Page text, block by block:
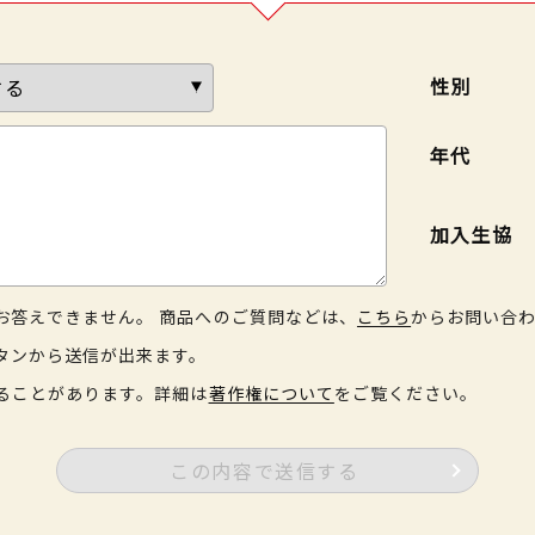
性別
年代
加入生協
えできません。 商品へのご質問などは、 こちらからお問い合
から送信が出来ます。
とがあります。詳細は著作権について をご覧ください。
この内容で送信する